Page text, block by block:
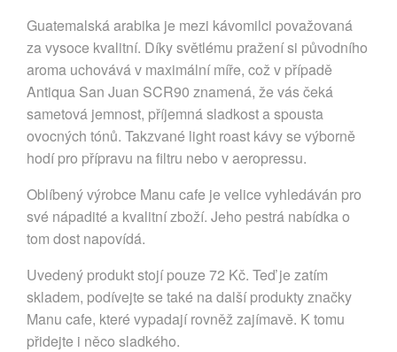
Guatemalská arabika je mezi kávomilci považovaná
za vysoce kvalitní. Díky světlému pražení si původního
aroma uchovává v maximální míře, což v případě
Antiqua San Juan SCR90 znamená, že vás čeká
sametová jemnost, příjemná sladkost a spousta
ovocných tónů. Takzvané light roast kávy se výborně
hodí pro přípravu na filtru nebo v aeropressu.
Oblíbený výrobce Manu cafe je velice vyhledáván pro
své nápadité a kvalitní zboží. Jeho pestrá nabídka o
tom dost napovídá.
Uvedený produkt stojí pouze 72 Kč. Teď je zatím
skladem, podívejte se také na další produkty značky
Manu cafe, které vypadají rovněž zajímavě. K tomu
přidejte i něco sladkého.